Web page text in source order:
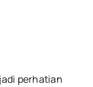
perhatian